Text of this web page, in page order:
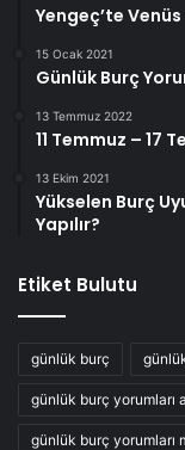
Yengeç’te
15 Ocak 2021
Günlük Burç
13 Temmuz 2022
11 Temmuz – 17
13 Ekim 2021
Yükselen Burç
Yapılır?
Etiket Bulutu
günlük burç
günlük burç yorumları
günlük burç yorumları